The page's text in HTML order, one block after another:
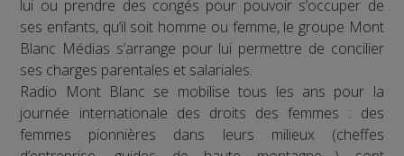
lui ou prendre des congés pour pouvoir s’occuper de
ses enfants, qu’il soit homme ou femme, le groupe Mont
Blanc Médias s’arrange pour lui permettre de concilier
ses charges parentales et salariales.
Radio Mont Blanc se mobilise tous les ans pour la
journée internationale des droits des femmes : des
femmes pionnières dans leurs milieux (cheffes